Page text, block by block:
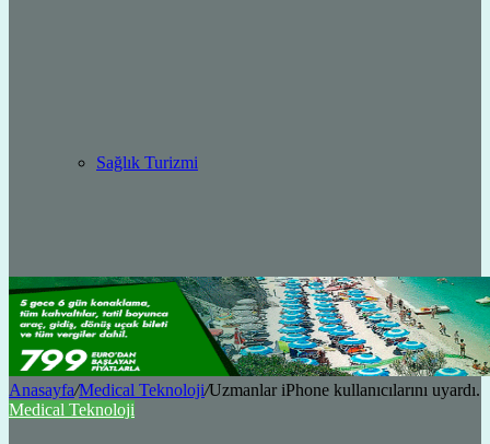
Sağlık Turizmi
Anasayfa/Medical Teknoloji/Uzmanlar iPhone kullanıcılarını uyardı.
Medical Teknoloji